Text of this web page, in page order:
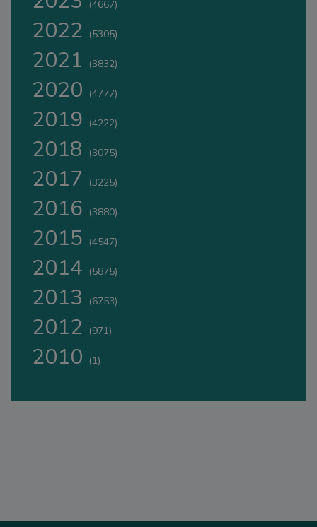
(4667)
2022 (5305)
2021 (3832)
2020 (4777)
2019 (4222)
2018 (3075)
2017 (3225)
2016 (3880)
2015 (4547)
2014 (5875)
2013 (6753)
2012 (971)
2010 (1)